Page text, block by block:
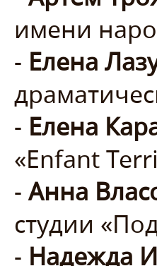
имени
- Елена
- Елена
«Enfant
-Анна
студии
- Надежда